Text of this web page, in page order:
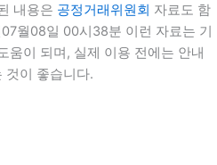
내용은 공정거래위원회 자료도 함
월08일 00시38분 이런 자료는 기
움이 되며, 실제 이용 전에는 안내
것이 좋습니다.